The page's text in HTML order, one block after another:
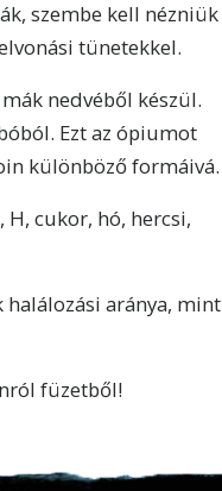
szembe kell nézniük
tünetekkel.
nedvéből készül.
Ezt az ópiumot
különböző formáivá.
cukor, hó, hercsi,
aránya, mint
füzetből!